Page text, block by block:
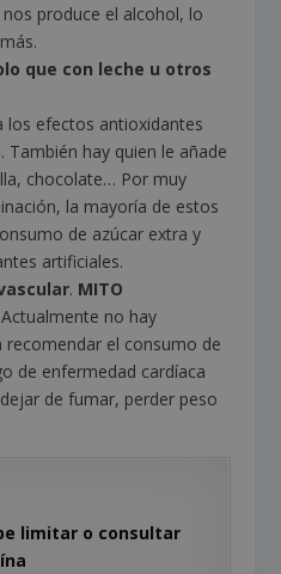
produce el alcohol, lo
que con leche u otros
los efectos antioxidantes
hay quien le añade
chocolate… Por muy
la mayoría de estos
de azúcar extra y
artificiales.
. MITO
no hay
recomendar el consumo de
de enfermedad cardíaca
de fumar, perder peso
limitar o consultar